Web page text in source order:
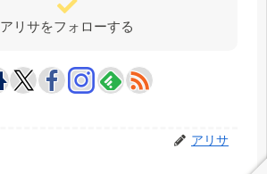
アリサをフォローする
アリサ